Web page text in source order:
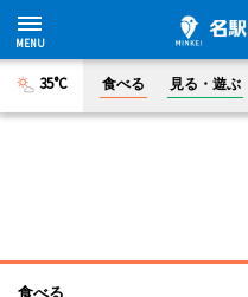
35°C 食べる 見る・遊ぶ
食べる